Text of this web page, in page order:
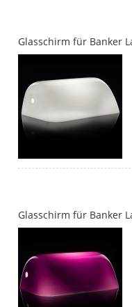
Glasschirm für Banker
Glasschirm für Banker